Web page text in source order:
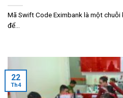
Mã Swift Code Eximbank là một
để...
22
Th4